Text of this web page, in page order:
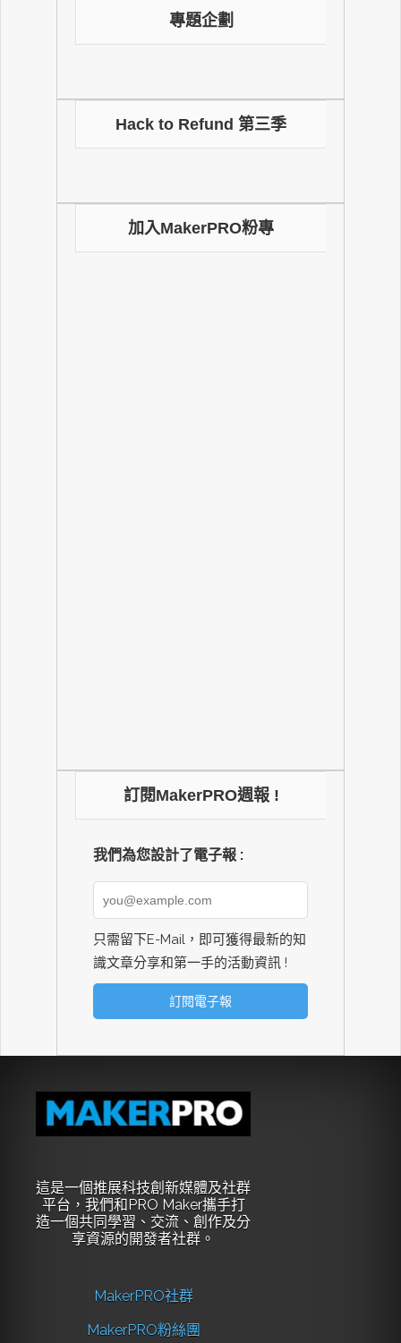
專題企劃
Hack to Refund 第三季
加入MakerPRO粉專
訂閱MakerPRO週報 !
我們為您設計了電子報 :
只需留下E-Mail，即可獲得最新的知
識文章分享和第一手的活動資訊 !
這是一個推展科技創新媒體及社群
平台，我們和PRO Maker攜手打
造一個共同學習、交流、創作及分
享資源的開發者社群。
MakerPRO社群
MakerPRO粉絲團